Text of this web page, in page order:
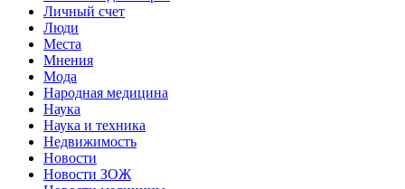
Личный счет
Люди
Места
Мнения
Мода
Народная медицина
Наука
Наука и техника
Недвижимость
Новости
Новости ЗОЖ